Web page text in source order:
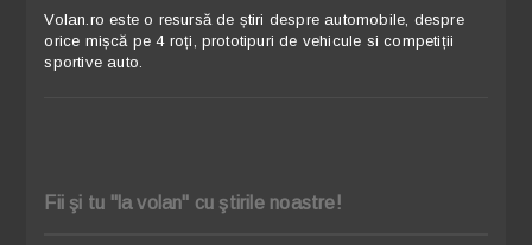
Volan.ro este o resursă de știri despre automobile, despre
orice mișcă pe 4 roți, prototipuri de vehicule si competiții
sportive auto.
Fii şi tu "la volan" cu ştirile noastre!